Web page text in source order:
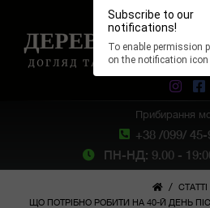
Subscribe to our
notifications!
To enable permission
on the notification icon
+38 /099/
Прибирання
ПН-НД: 9.00 -
/ СТАТТІ
ЩО ПОТРІБНО РОБИТИ НА 40-Й ДЕНЬ